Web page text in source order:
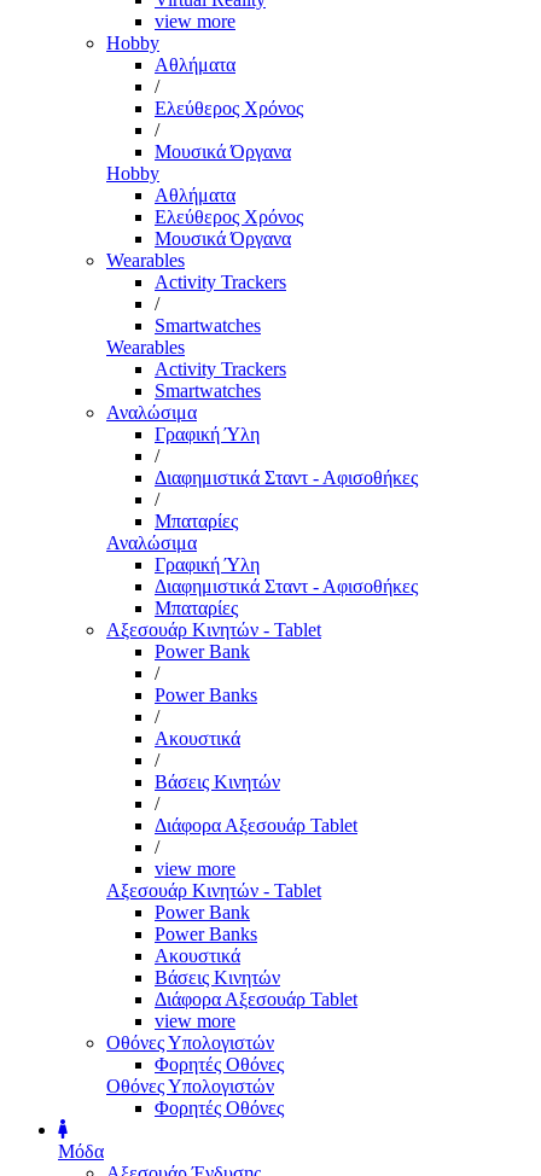
view more
Hobby
Αθλήματα
/
Ελεύθερος Χρόνος
/
Μουσικά Όργανα
Hobby
Αθλήματα
Ελεύθερος Χρόνος
Μουσικά Όργανα
Wearables
Activity Trackers
/
Smartwatches
Wearables
Activity Trackers
Smartwatches
Αναλώσιμα
Γραφική Ύλη
/
Διαφημιστικά Σταντ - Αφισοθήκες
/
Μπαταρίες
Αναλώσιμα
Γραφική Ύλη
Διαφημιστικά Σταντ - Αφισοθήκες
Μπαταρίες
Αξεσουάρ Κινητών - Tablet
Power Bank
/
Power Banks
/
Ακουστικά
/
Βάσεις Κινητών
/
Διάφορα Αξεσουάρ Tablet
/
view more
Αξεσουάρ Κινητών - Tablet
Power Bank
Power Banks
Ακουστικά
Βάσεις Κινητών
Διάφορα Αξεσουάρ Tablet
view more
Οθόνες Υπολογιστών
Φορητές Οθόνες
Οθόνες Υπολογιστών
Φορητές Οθόνες
Μόδα